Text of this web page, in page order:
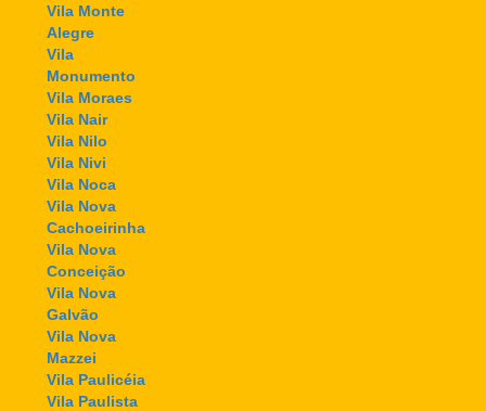
Vila Monte
Alegre
Vila
Monumento
Vila Moraes
Vila Nair
Vila Nilo
Vila Nivi
Vila Noca
Vila Nova
Cachoeirinha
Vila Nova
Conceição
Vila Nova
Galvão
Vila Nova
Mazzei
Vila Paulicéia
Vila Paulista